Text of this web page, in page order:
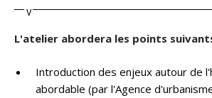
L'atelier abordera les points
Introduction des enjeux autour de
abordable (par l'Agence